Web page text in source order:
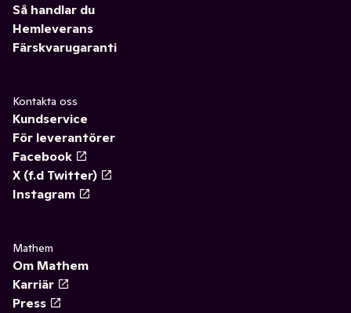
Så handlar du
Hemleverans
Färskvarugaranti
Kontakta oss
Kundservice
För leverantörer
Facebook
X (f.d Twitter)
Instagram
Mathem
Om Mathem
Karriär
Press